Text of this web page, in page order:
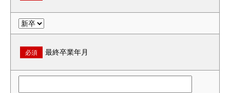
必須 最終卒業年月